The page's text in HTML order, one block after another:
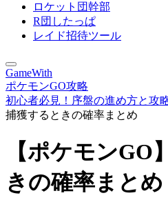
ロケット団幹部
R団したっぱ
レイド招待ツール
GameWith
ポケモンGO攻略
初心者必見！序盤の進め方と攻
捕獲するときの確率まとめ
【ポケモンGO
きの確率まとめ